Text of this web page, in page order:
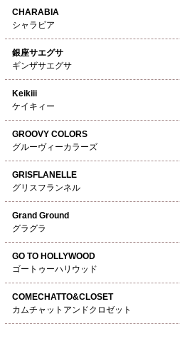
CHARABIA
シャラビア
銀座サエグサ
ギンザサエグサ
Keikiii
ケイキィー
GROOVY COLORS
グルーヴィーカラーズ
GRISFLANELLE
グリスフランネル
Grand Ground
グラグラ
GO TO HOLLYWOOD
ゴートゥーハリウッド
COMECHATTO&CLOSET
カムチャットアンドクロゼット